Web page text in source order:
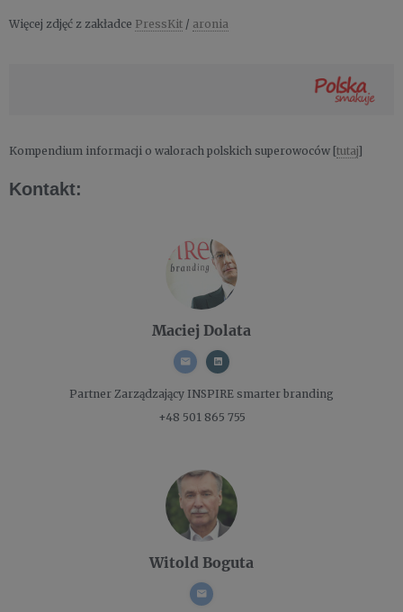
Więcej zdjęć z zakładce PressKit / aronia
Kompendium informacji o walorach polskich superowoców [tutaj]
Kontakt:
Maciej Dolata
Partner Zarządzający INSPIRE smarter branding
+48 501 865 755
Witold Boguta